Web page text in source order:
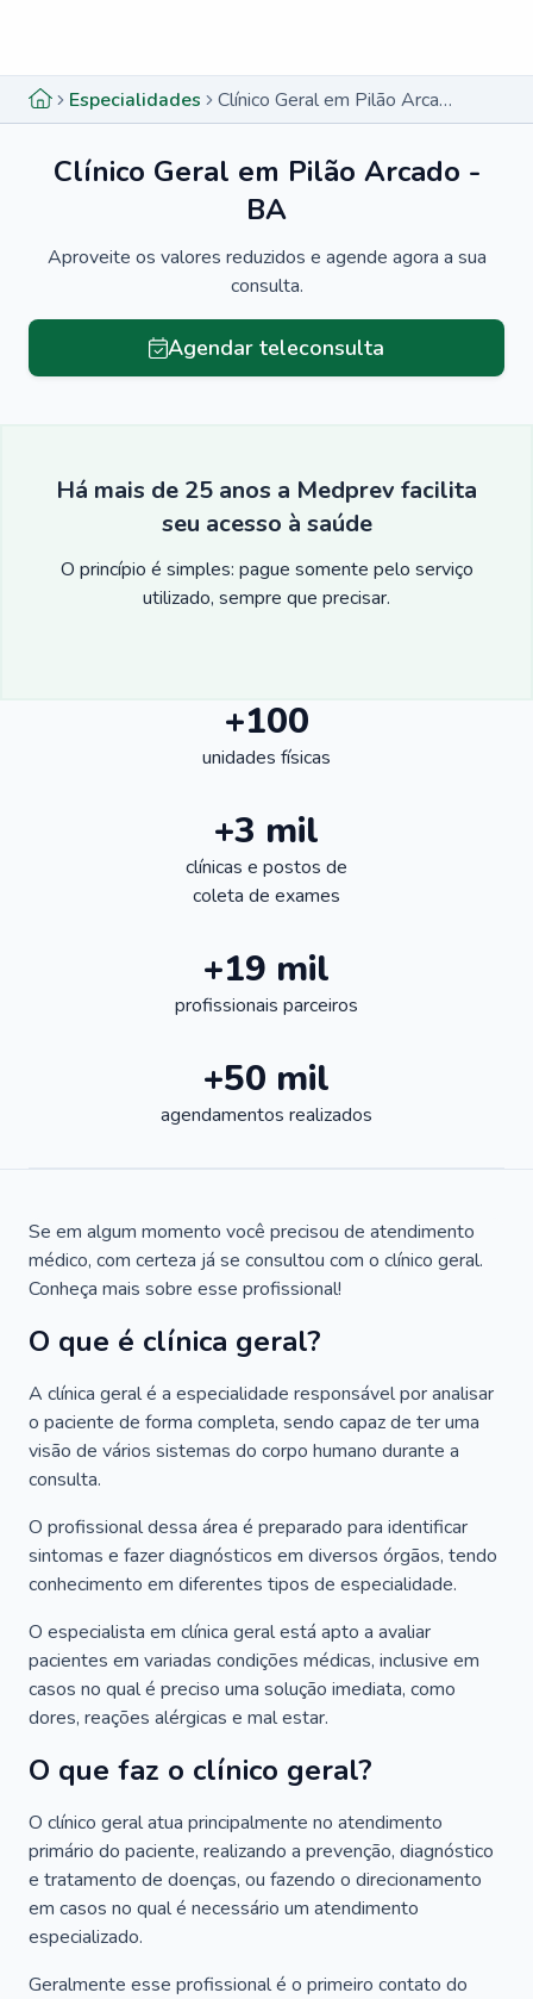
Especialidades Clínico Geral em Pilão Arcado - BA
Clínico Geral em Pilão Arcado -
BA
Aproveite os valores reduzidos e agende agora a sua
consulta.
Agendar teleconsulta
Há mais de 25 anos a Medprev facilita
seu acesso à saúde
O princípio é simples: pague somente pelo serviço
utilizado, sempre que precisar.
+100
unidades físicas
+3 mil
clínicas e postos de
coleta de exames
+19 mil
profissionais parceiros
+50 mil
agendamentos realizados
Se em algum momento você precisou de atendimento
médico, com certeza já se consultou com o clínico geral.
Conheça mais sobre esse profissional!
O que é clínica geral?
A clínica geral é a especialidade responsável por analisar
o paciente de forma completa, sendo capaz de ter uma
visão de vários sistemas do corpo humano durante a
consulta.
O profissional dessa área é preparado para identificar
sintomas e fazer diagnósticos em diversos órgãos, tendo
conhecimento em diferentes tipos de especialidade.
O especialista em clínica geral está apto a avaliar
pacientes em variadas condições médicas, inclusive em
casos no qual é preciso uma solução imediata, como
dores, reações alérgicas e mal estar.
O que faz o clínico geral?
O clínico geral atua principalmente no atendimento
primário do paciente, realizando a prevenção, diagnóstico
e tratamento de doenças, ou fazendo o direcionamento
em casos no qual é necessário um atendimento
especializado.
Geralmente esse profissional é o primeiro contato do